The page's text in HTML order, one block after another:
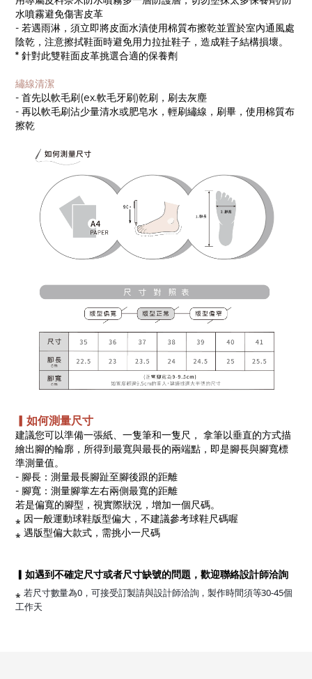
水噴霧避免傷害皮革
- 若遇雨淋，須立即將皮面水漬使用棉質布擦乾並置於室內通風處
陰乾，注意擦拭鞋面時避免用力拉扯鞋子，造成鞋子結構損壞。
* 針對此雙鞋面皮革挑選合適的保養劑
繡線清潔
- 首先以軟毛刷(ex.軟毛牙刷)乾刷，刷去灰塵
- 再以軟毛刷沾少量清水或肥皂水，輕刷繡線，刷畢，使用棉質布
擦乾
▎如何測量尺寸
建議您可以準備一張紙、一隻筆和一隻尺， 拿筆以垂直的方式描
繪出腳的輪廓，所得到最寬與最長的兩端點，即是腳長與腳寬標
準測量值。
- 腳長：測量最長腳趾至腳後跟的距離
- 腳寬：測量腳掌左右兩側最寬的距離
若是偏寬的腳型，視實際狀況，增加一個尺碼。
⁎ 因一般運動球鞋版型偏大，不建議參考球鞋尺碼喔
⁎ 遇版型偏大款式，需挑小一尺碼
▎如遇到不確定尺寸或者尺寸缺號的問題，歡迎聯絡設計師洽詢
⁎ 若尺寸數量為0，可接受訂製請與設計師洽詢，製作時間須等30-45個
工作天